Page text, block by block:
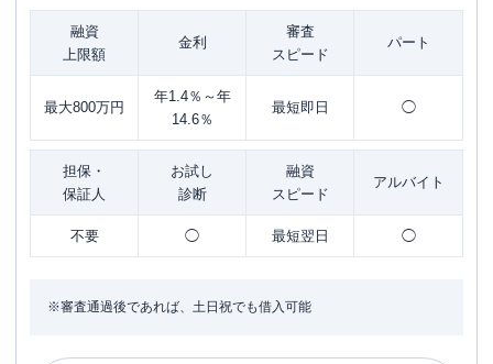
融資
上限額
金利
審査
スピード
パート
最大800万円
年1.4％～年
14.6％
最短即日 ◯
担保・
保証人
お試し
診断
融資
スピード
アルバイト
不要 ◯ 最短翌日 ◯
※審査通過後であれば、土日祝でも借入可能